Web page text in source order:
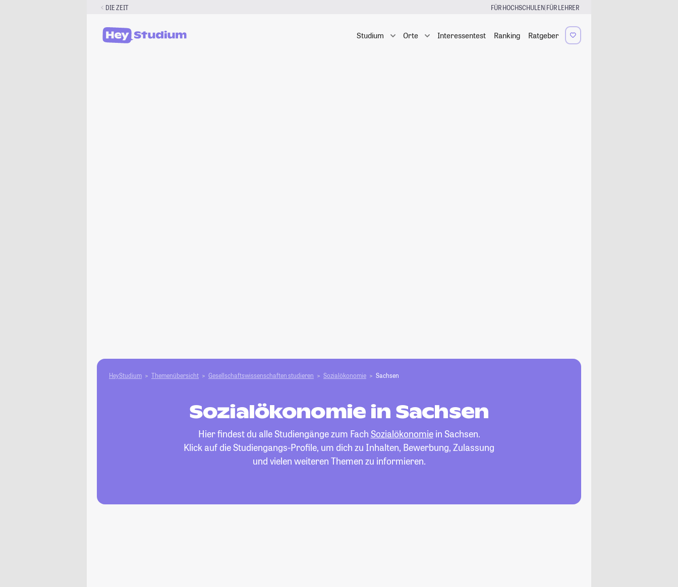
DIE ZEIT FÜR HOCHSCHULEN|FÜR LEHRER
Studium Orte Interessentest Ranking Ratgeber
HeyStudium Themenübersicht Gesellschafts­­wissenschaften studieren Sozialökonomie Sachsen
Sozialökonomie in Sachsen
Hier findest du alle Studiengänge zum Fach Sozialökonomiein Sachsen.
Klick auf die Studiengangs-Profile, um dich zu Inhalten, Bewerbung, Zulassung
und vielen weiteren Themen zu informieren.